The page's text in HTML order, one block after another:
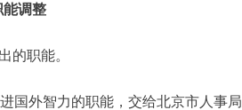
12345网上接诉即办
参与调查
调整
职能。
外智力的职能，交给北京市人事